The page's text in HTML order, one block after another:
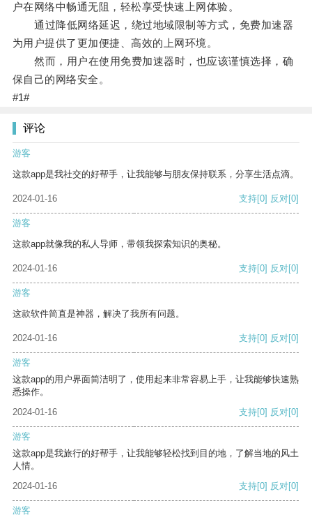
户在网络中畅通无阻，轻松享受快速上网体验。
通过降低网络延迟，绕过地域限制等方式，免费加速器
为用户提供了更加便捷、高效的上网环境。
然而，用户在使用免费加速器时，也应该谨慎选择，确
保自己的网络安全。
#1#
评论
游客
这款app是我社交的好帮手，让我能够与朋友保持联系，分享生活点滴。
2024-01-16 支持[0] 反对[0]
游客
这款app就像我的私人导师，带领我探索知识的奥秘。
2024-01-16 支持[0] 反对[0]
游客
这款软件简直是神器，解决了我所有问题。
2024-01-16 支持[0] 反对[0]
游客
这款app的用户界面简洁明了，使用起来非常容易上手，让我能够快速熟
悉操作。
2024-01-16
支持[0] 反对[0]
游客
这款app是我旅行的好帮手，让我能够轻松找到目的地，了解当地的风土
人情。
2024-01-16
支持[0] 反对[0]
游客